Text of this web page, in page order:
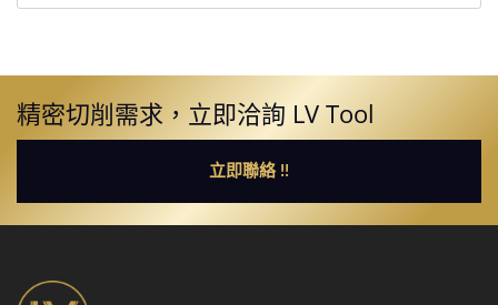
精密切削需求，立即洽詢 LV Tool
立即聯絡 !!